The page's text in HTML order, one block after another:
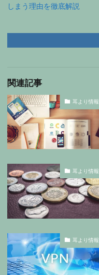
しまう理由を徹底解説
関連記事
耳より情報
耳より情報
耳より情報